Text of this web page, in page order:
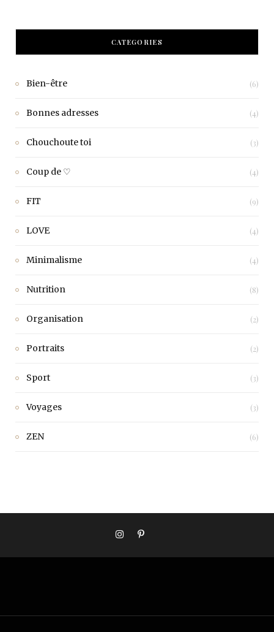
CATEGORIES
Bien-être (6)
Bonnes adresses (4)
Chouchoute toi (3)
Coup de ♡ (4)
FIT (9)
LOVE (4)
Minimalisme (4)
Nutrition (8)
Organisation (2)
Portraits (2)
Sport (3)
Voyages (3)
ZEN (6)